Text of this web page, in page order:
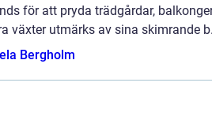
för att pryda trädgårdar,
växter utmärks av sina skimrande
Bergholm